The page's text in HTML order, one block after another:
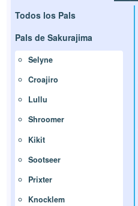
Todos los Pals
Pals de Sakurajima
Selyne
Croajiro
Lullu
Shroomer
Kikit
Sootseer
Prixter
Knocklem